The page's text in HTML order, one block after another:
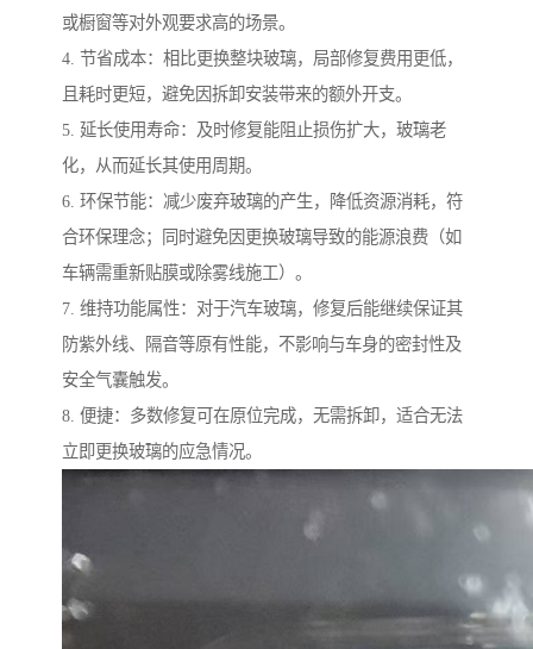
或橱窗等对外观要求高的场景。
4. 节省成本：相比更换整块玻璃，局部修复费用更低，
且耗时更短，避免因拆卸安装带来的额外开支。
5. 延长使用寿命：及时修复能阻止损伤扩大，玻璃老
化，从而延长其使用周期。
6. 环保节能：减少废弃玻璃的产生，降低资源消耗，符
合环保理念；同时避免因更换玻璃导致的能源浪费（如
车辆需重新贴膜或除雾线施工）。
7. 维持功能属性：对于汽车玻璃，修复后能继续保证其
防紫外线、隔音等原有性能，不影响与车身的密封性及
安全气囊触发。
8. 便捷：多数修复可在原位完成，无需拆卸，适合无法
立即更换玻璃的应急情况。